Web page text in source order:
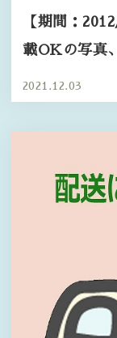
【期間：
載OKの写真
2021.12.03